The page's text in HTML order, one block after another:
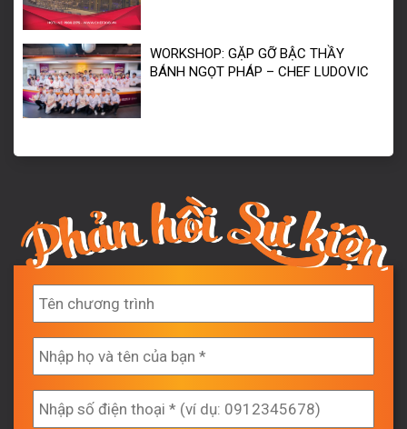
WORKSHOP: GẶP GỠ BẬC THẦY
BÁNH NGỌT PHÁP – CHEF LUDOVIC